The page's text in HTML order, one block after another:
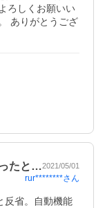
ろしくお願いい
ありがとうござ
たと…2021/05/01
rur********さん
反省。自動機能